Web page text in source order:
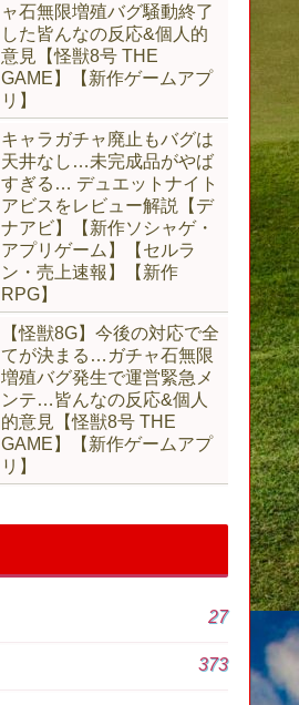
ャ石無限増殖バグ騒動終了
した皆んなの反応&個人的
意見【怪獣8号 THE
GAME】【新作ゲームアプ
リ】
キャラガチャ廃止もバグは
天井なし…未完成品がやば
すぎる… デュエットナイト
アビスをレビュー解説【デ
ナアビ】【新作ソシャゲ・
アプリゲーム】【セルラ
ン・売上速報】【新作
RPG】
【怪獣8G】今後の対応で全
てが決まる…ガチャ石無限
増殖バグ発生で運営緊急メ
ンテ…皆んなの反応&個人
的意見【怪獣8号 THE
GAME】【新作ゲームアプ
リ】
27
373